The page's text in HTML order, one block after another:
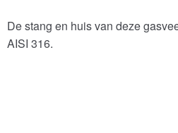
De stang en huis van deze
AISI 316.